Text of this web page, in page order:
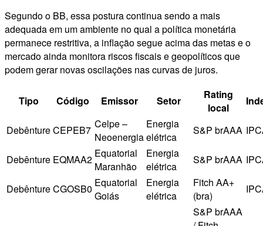
Segundo o BB, essa postura continua sendo a mais
adequada em um ambiente no qual a política monetária
permanece restritiva, a inflação segue acima das metas e o
mercado ainda monitora riscos fiscais e geopolíticos que
podem gerar novas oscilações nas curvas de juros.
Tipo Código Emissor Setor
Rating
local
DebêntureCEPEB7 Celpe –
Neoenergia
Energia
elétrica
S&P brAAA
Debênture EQMAA2 Equatorial
Maranhão
Energia
elétrica
S&P brAAA
DebêntureCGOSB0 Equatorial
Goiás
Energia
elétrica
Fitch AA+
(bra)
S&P brAAA